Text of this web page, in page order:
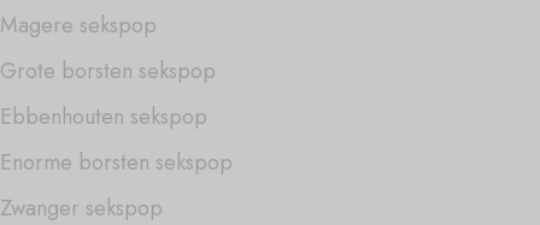
Magere sekspop
Grote borsten sekspop
Ebbenhouten sekspop
Enorme borsten sekspop
Zwanger sekspop